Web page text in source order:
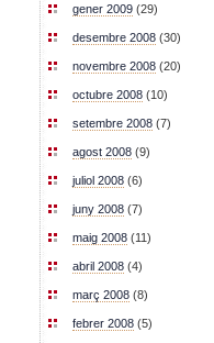
gener 2009 (29)
desembre 2008 (30)
novembre 2008 (20)
octubre 2008 (10)
setembre 2008 (7)
agost 2008 (9)
juliol 2008 (6)
juny 2008 (7)
maig 2008 (11)
abril 2008 (4)
març 2008 (8)
febrer 2008 (5)